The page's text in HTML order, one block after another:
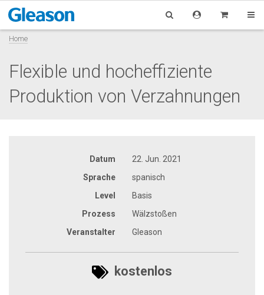
Home
Flexible und hocheffiziente
Produktion von Verzahnungen
Datum
22. Jun. 2021
Sprache
spanisch
Level
Basis
Prozess
Wälzstoßen
Veranstalter
Gleason
kostenlos